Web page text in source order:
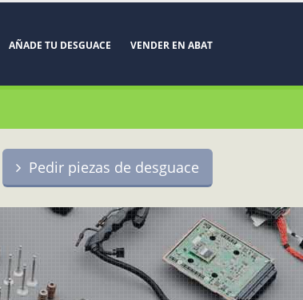
AÑADE TU DESGUACE VENDER EN ABAT
Pedir piezas de desguace